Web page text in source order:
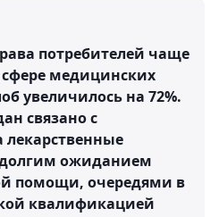
потребителей чаще
медицинских
увеличилось на 72%.
связано с
долгим ожиданием
помощи, очередями в
квалификацией